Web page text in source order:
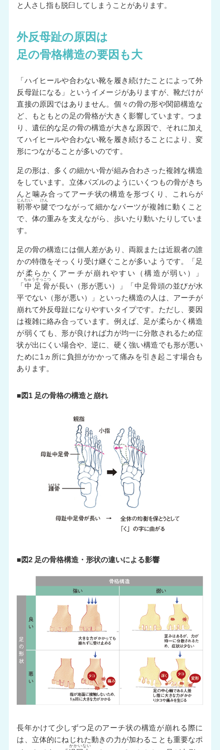
と人さし指も脱臼してしまうことがあります。
外反母趾の原因は
足の骨格構造の要因も大
「ハイヒールや合わない靴を履き続けたことによって外
反母趾になる」というイメージがありますが、靴だけが
直接の原因ではありません。個々の骨の形や関節構造な
ど、もともとの足の骨格が大きく影響しています。つま
り、遺伝的な足の骨の構造が大きな原因で、それに加え
てハイヒールや合わない靴を履き続けることにより、変
形につながることが多いのです。
足の形は、多くの細かい骨が組み合わさった複雑な構造
をしています。立体パズルのようにいくつもの骨がきち
んと噛み合ってアーチ状の構造を形づくり、これらが
靭帯
じんたい
や腱
けん
でつながって細かなパーツが複雑に動くこと
で、体の重みを支えながら、歩いたり動いたりしていま
す。
足の骨の構造には個人差があり、両親または近親者の誰
かの特徴をそっくり受け継ぐことが多いようです。「足
が柔らかくアーチが崩れやすい（構造が弱い）」
「中足骨
ちゅうそっこつ
が長い（形が悪い）」「中足骨頭の並びが水
平でない（形が悪い）」といった構造の人は、アーチが
崩れて外反母趾になりやすいタイプです。ただし、要因
は複雑に絡み合っています。例えば、足が柔らかく構造
が弱くても、形が良ければ力が均一に分散されるため症
状が出にくい場合や、逆に、硬く強い構造でも形が悪い
ために1ヵ所に負担がかかって痛みを引き起こす場合も
あります。
■図1 足の骨格の構造と崩れ
■図2 足の骨格構造・形状の違いによる影響
長年かけて少しずつ足のアーチ状の構造が崩れる際に
は、立体的にねじれた動きの力が加わることも重要なポ
かかいない